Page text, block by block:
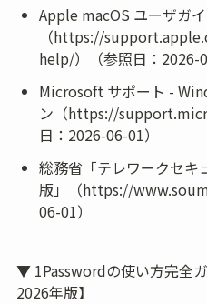
Apple macOS ユーザガ
（https://
help/）（参照日：2026-
Microsoft サポート -
ン（https://
日：2026-06-01）
総務省「テレワークセキ
版」（https://
06-01）
▼ 1Passwordの使い方完全
2026年版】